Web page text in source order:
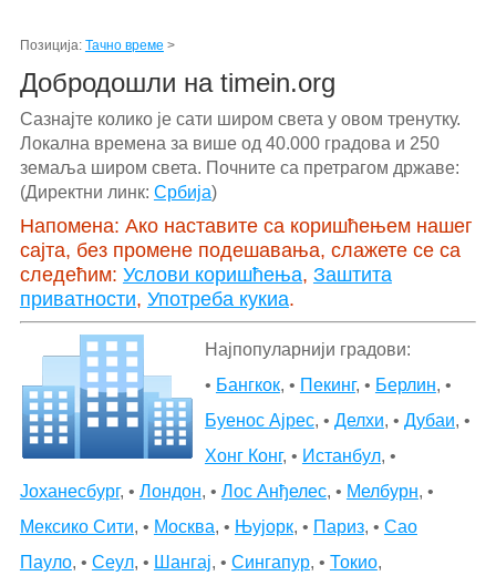
Позиција: Тачно време >
Добродошли на timein.org
Сазнајте колико је сати широм света у овом тренутку.
Локална времена за више од 40.000 градова и 250
земаља широм света. Почните са претрагом државе:
(Директни линк: Србија)
Напомена: Ако наставите са коришћењем нашег
сајта, без промене подешавања, слажете се са
следећим: Услови коришћења, Заштита
приватности, Употреба кукиа.
Најпопуларнији градови:
• Бангкок, • Пекинг, • Берлин, •
Буенос Ајрес, • Делхи, • Дубаи, •
Хонг Конг, • Истанбул, •
Јоханесбург, • Лондон, • Лос Анђелес, • Мелбурн, •
Мексико Сити, • Москва, • Њујорк, • Париз, • Сао
Пауло, • Сеул, • Шангај, • Сингапур, • Токио,